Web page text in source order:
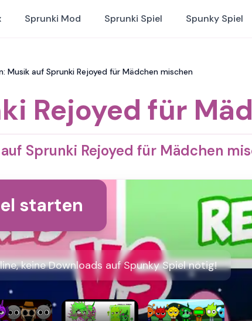
Sprunki Mod Sprunki Spiel Spunky Spiel
Musik auf Sprunki Rejoyed für Mädchen mischen
Rejoyed für
Sprunki Rejoyed für Mädchen
starten
keine Downloads auf Spunky Spiel nötig!